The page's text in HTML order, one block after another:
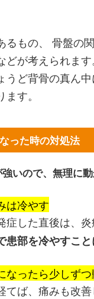
るもの、 骨盤の
どが考えられま
うど背骨の真ん
ます。
った時の対処法
いので、無理に
は冷やす
症した直後は、
患部を冷やすこ
なったら少しず
てば、痛みも改